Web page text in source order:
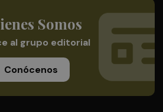
Somos
al grupo editorial
Conócenos